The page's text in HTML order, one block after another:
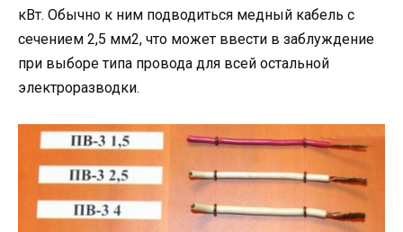
кВт. Обычно к ним подводиться медный кабель с
сечением 2,5 мм2, что может ввести в заблуждение
при выборе типа провода для всей остальной
электроразводки.